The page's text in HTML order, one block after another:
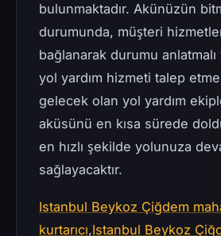
bulunmaktadır. Akünüzün
durumunda, müşteri
bağlanarak durumu
yol yardım hizmeti talep
gelecek olan yol yardım
aküsünü en kısa sürede
en hızlı şekilde yolunuza
sağlayacaktır.
Istanbul Beykoz Çiğdem
kurtarıcı,Istanbul Beykoz